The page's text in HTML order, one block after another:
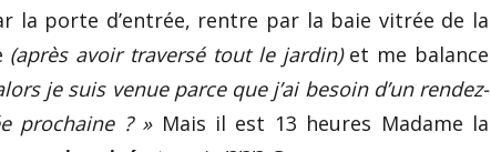
la porte d’entrée, rentre par la baie vitrée de la
(après avoir traversé tout le jardin)et me balance
je suis venue parce que j’ai besoin d’un rendez-
prochaine ? »Mais il est 13 heures Madame la